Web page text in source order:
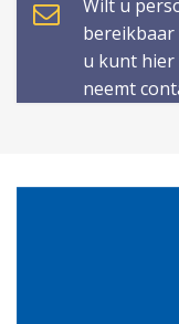
Wilt u
bereikbaar
u kunt hier
neemt